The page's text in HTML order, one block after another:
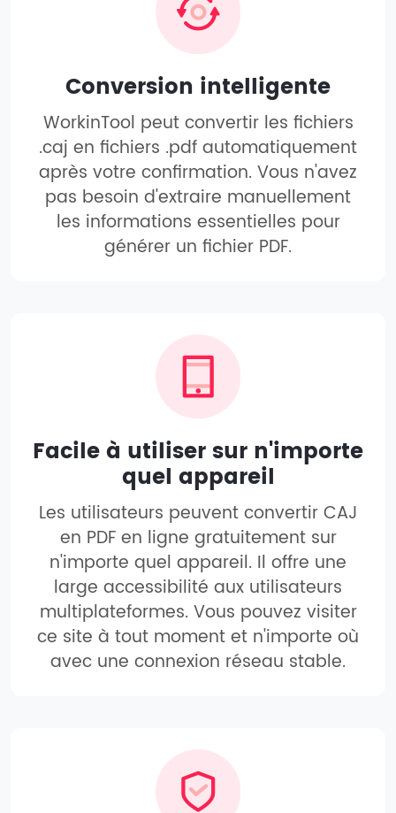
Conversion intelligente
WorkinTool peut convertir les fichiers
.caj en fichiers .pdf automatiquement
après votre confirmation. Vous n'avez
pas besoin d'extraire manuellement
les informations essentielles pour
générer un fichier PDF.
Facile à utiliser sur n'importe
quel appareil
Les utilisateurs peuvent convertir CAJ
en PDF en ligne gratuitement sur
n'importe quel appareil. Il offre une
large accessibilité aux utilisateurs
multiplateformes. Vous pouvez visiter
ce site à tout moment et n'importe où
avec une connexion réseau stable.